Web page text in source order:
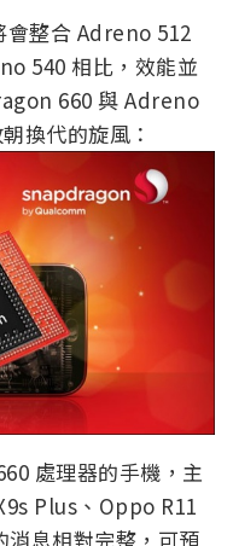
整合 Adreno 512
540 相比，效能並
660 與 Adreno
換代的旋風：
處理器的手機，主
Plus、Oppo R11
消息相對完整，可預